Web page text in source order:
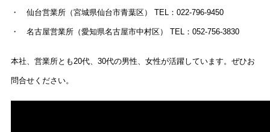
・ 仙台営業所（宮城県仙台市青葉区） TEL：022-796-9450
・ 名古屋営業所（愛知県名古屋市中村区） TEL：052-756-3830
本社、営業所とも20代、30代の男性、女性が活躍しています。ぜひお
問合せください。